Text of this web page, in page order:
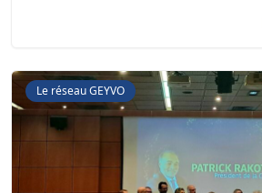
Le réseau GEYVO